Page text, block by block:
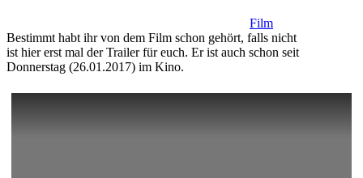
Film
Bestimmt habt ihr von dem Film schon gehört, falls nicht
ist hier erst mal der Trailer für euch. Er ist auch schon seit
Donnerstag (26.01.2017) im Kino.